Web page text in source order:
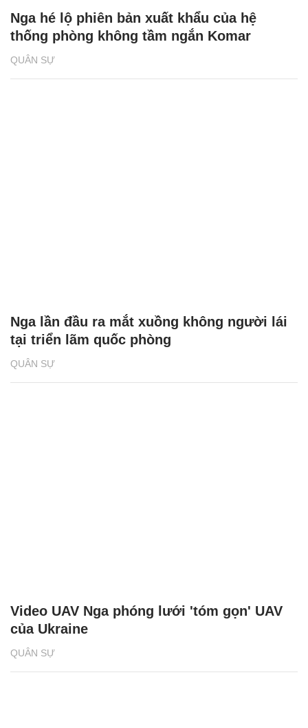
QUÂN SỰ
Nga hé lộ phiên bản xuất khẩu của hệ
thống phòng không tầm ngắn Komar
QUÂN SỰ
Nga lần đầu ra mắt xuồng không người lái
tại triển lãm quốc phòng
QUÂN SỰ
Video UAV Nga phóng lưới 'tóm gọn' UAV
của Ukraine